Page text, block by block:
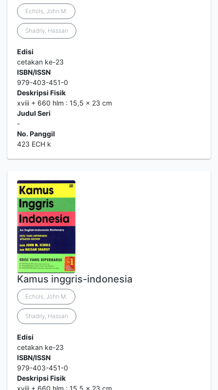
Echols, John M.
Shadily, Hassan
Edisi
cetakan ke-23
ISBN/ISSN
979-403-451-0
Deskripsi Fisik
xviii + 660 hlm : 15,5 x 23 cm
Judul Seri
-
No. Panggil
423 ECH k
Kamus inggris-indonesia
Echols, John M.
Shadily, Hassan
Edisi
cetakan ke-23
ISBN/ISSN
979-403-451-0
Deskripsi Fisik
xviii + 660 hlm : 15,5 x 23 cm